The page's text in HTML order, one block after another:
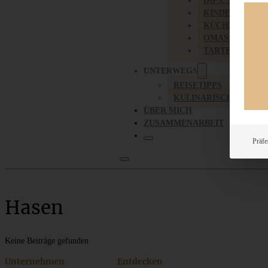
UNTERWEGS
REISETIPPS
KULINARISCH
ÜBER MICH
ZUSAMMENARBEIT
Hasen
Keine Beiträge gefunden
Unternehmen Entdecken